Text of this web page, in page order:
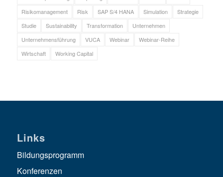
Risikomanagement
Risk SAP S/4 HANA Simulation
Strategie
Studie
Sustainability Transformation
Unternehmen
Unternehmensführung
VUCA Webinar
Webinar-Reihe
Wirtschaft
Working Capital
Links
Bildungsprogramm
Konferenzen